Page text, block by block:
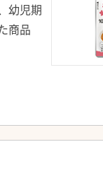
幼児期
商品